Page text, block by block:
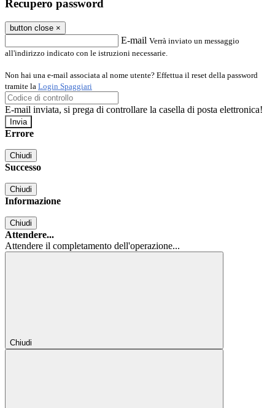
Recupero password
button close ×
E-mail Verrà inviato un messaggio
all'indirizzo indicato con le istruzioni necessarie.
Non hai una e-mail associata al nome utente? Effettua il reset della password
tramite la Login Spaggiari
E-mail inviata, si prega di controllare la casella di posta elettronica!
Errore
Chiudi
Successo
Chiudi
Informazione
Chiudi
Attendere...
Attendere il completamento dell'operazione...
Chiudi